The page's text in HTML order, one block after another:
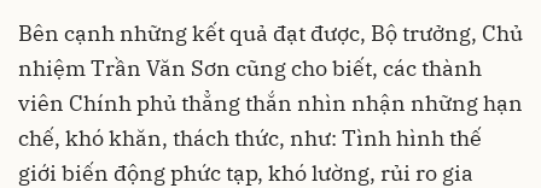
Bên cạnh những kết quả đạt được, Bộ trưởng, Chủ
nhiệm Trần Văn Sơn cũng cho biết, các thành
viên Chính phủ thẳng thắn nhìn nhận những hạn
chế, khó khăn, thách thức, như: Tình hình thế
giới biến động phức tạp, khó lường, rủi ro gia